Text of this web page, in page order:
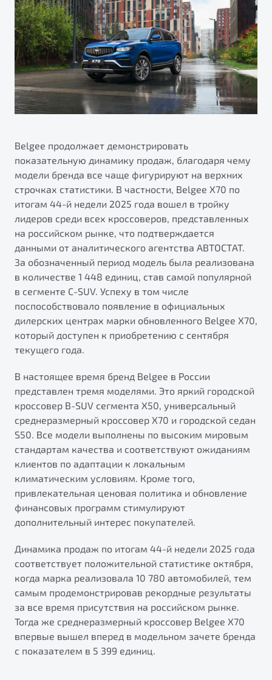
Яркий кроссовер
от 2 219 990 ₽*
Обзор В наличии
Элегантный и практичный седан
от 1 699 990 ₽*
Обзор В наличии
X70
от 2 499 990 ₽*
Обзор В наличии
Автокредит
Трейд-ин
Страхование
Расчет КАСКО
Узнайте о специальных выгодах при покупке
автомобиля Belgee
Подробно
Тест-драйв
Автокредит
Спецпредложения
ПОДДЕРЖКА
Гарантия Belgee
Belgee Линк
Belgee Клуб
Belgee Плюс
Клиентская поддержка
Помощь на дорогах
Будьте еще более уверены на дорогах с программой
"Помощь на дорогах"
Преимущества программы
Запись на сервис
Калькулятор ТО
Клиентская поддержка
О дилерском центре
Правовая информация
Belgee продолжает демонстрировать
показательную динамику продаж, благодаря чему
модели бренда все чаще фигурируют на верхних
строчках статистики. В частности, Belgee X70 по
итогам 44-й недели 2025 года вошел в тройку
лидеров среди всех кроссоверов, представленных
на российском рынке, что подтверждается
данными от аналитического агентства АВТОСТАТ.
За обозначенный период модель была реализована
в количестве 1 448 единиц, став самой популярной
в сегменте C-SUV. Успеху в том числе
поспособствовало появление в официальных
дилерских центрах марки обновленного Belgee X70,
который доступен к приобретению с сентября
текущего года.
В настоящее время бренд Belgee в России
представлен тремя моделями. Это яркий городской
кроссовер B-SUV сегмента X50, универсальный
среднеразмерный кроссовер X70 и городской седан
S50. Все модели выполнены по высоким мировым
стандартам качества и соответствуют ожиданиям
клиентов по адаптации к локальным
климатическим условиям. Кроме того,
привлекательная ценовая политика и обновление
финансовых программ стимулируют
дополнительный интерес покупателей.
Динамика продаж по итогам 44-й недели 2025 года
соответствует положительной статистике октября,
когда марка реализовала 10 780 автомобилей, тем
самым продемонстрировав рекордные результаты
за все время присутствия на российском рынке.
Тогда же среднеразмерный кроссовер Belgee Х70
впервые вышел вперед в модельном зачете бренда
с показателем в 5 399 единиц.